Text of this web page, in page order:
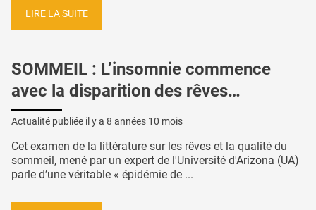
LIRE LA SUITE
SOMMEIL : L’insomnie commence
avec la disparition des rêves…
Actualité publiée il y a 8 années 10 mois
Cet examen de la littérature sur les rêves et la qualité du
sommeil, mené par un expert de l'Université d'Arizona (UA)
parle d’une véritable « épidémie de ...